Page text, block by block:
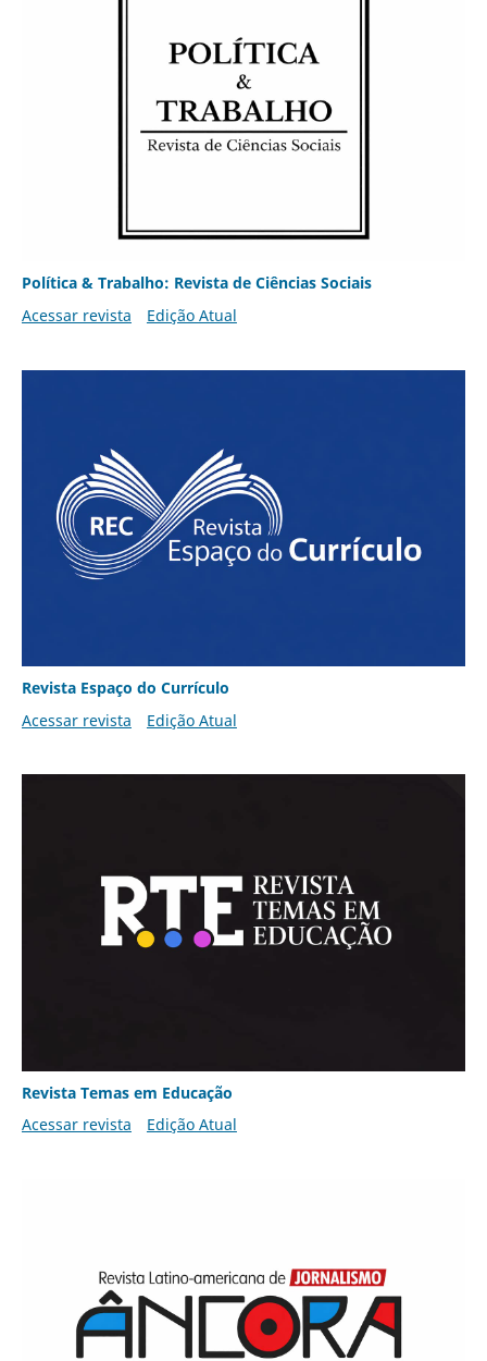
Política & Trabalho: Revista de Ciências Sociais
Acessar revista
Edição Atual
Revista Espaço do Currículo
Acessar revista
Edição Atual
Revista Temas em Educação
Acessar revista
Edição Atual